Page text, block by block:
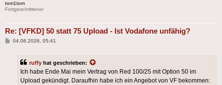
tom1tom
Fortgeschrittener
Re: [VFKD] 50 statt 75 Upload - Ist Vodafone unfähig?
Beitrag
04.06.2026, 05:41
ruffy hat geschrieben:
Ich habe Ende Mai mein Vertrag von Red 100/25 mit Option 50 im
Upload gekündigt. Daraufhin habe ich ein Angebot von VF bekommen: